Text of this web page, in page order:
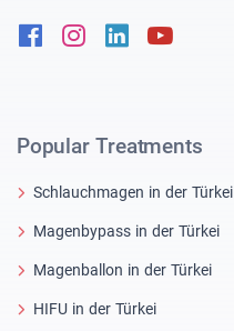
FacebookInstagram
Linkedin
Popular Treatments
Schlauchmagen in der Türkei
Magenbypass in der Türkei
Magenballon in der Türkei
HIFU in der Türkei